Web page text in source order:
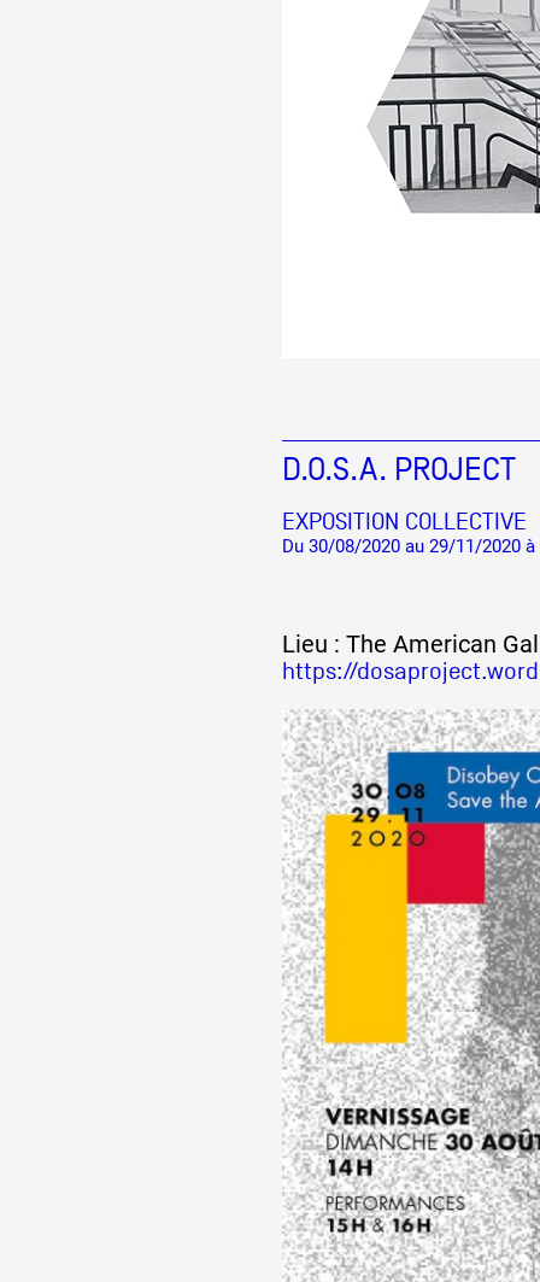
D.O.S.A. PROJECT
EXPOSITION COLLECTIVE
Du 30/08/2020 au 29/11/2020
Lieu : The American
https://